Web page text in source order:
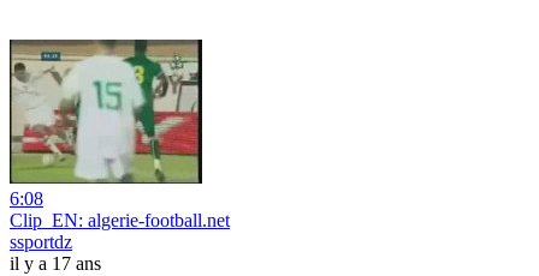
6:08
Clip_EN: algerie-football.net
ssportdz
il y a 17 ans